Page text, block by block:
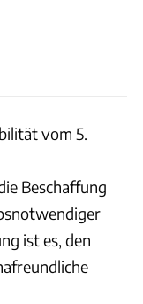
vom 5.
Beschaffung
ist es, den